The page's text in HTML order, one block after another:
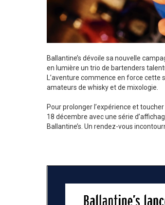
Ballantine’s dévoile sa nouvelle
en lumière un trio de bartenders
L’aventure commence en force
amateurs de whisky et de mixologie.
Pour prolonger l’expérience et
18 décembre avec une série
Ballantine’s. Un rendez-vous